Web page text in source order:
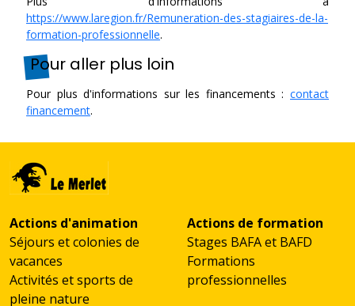
https://www.laregion.fr/Remuneration-des-stagiaires-de-la-
formation-professionnelle.
Pour aller plus loin
Pour plus d'informations sur les financements : contact
financement.
Actions d'animation
Séjours et colonies de
vacances
Activités et sports de
pleine nature
Actions de formation
Stages BAFA et BAFD
Formations
professionnelles